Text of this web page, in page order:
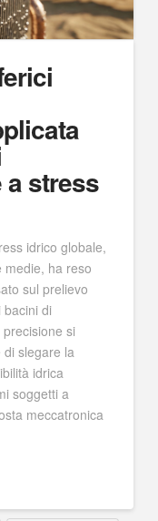
a stress
idrico globale,
medie, ha reso
sul prelievo
bacini di
si
di slegare la
idrica
soggetti a
meccatronica